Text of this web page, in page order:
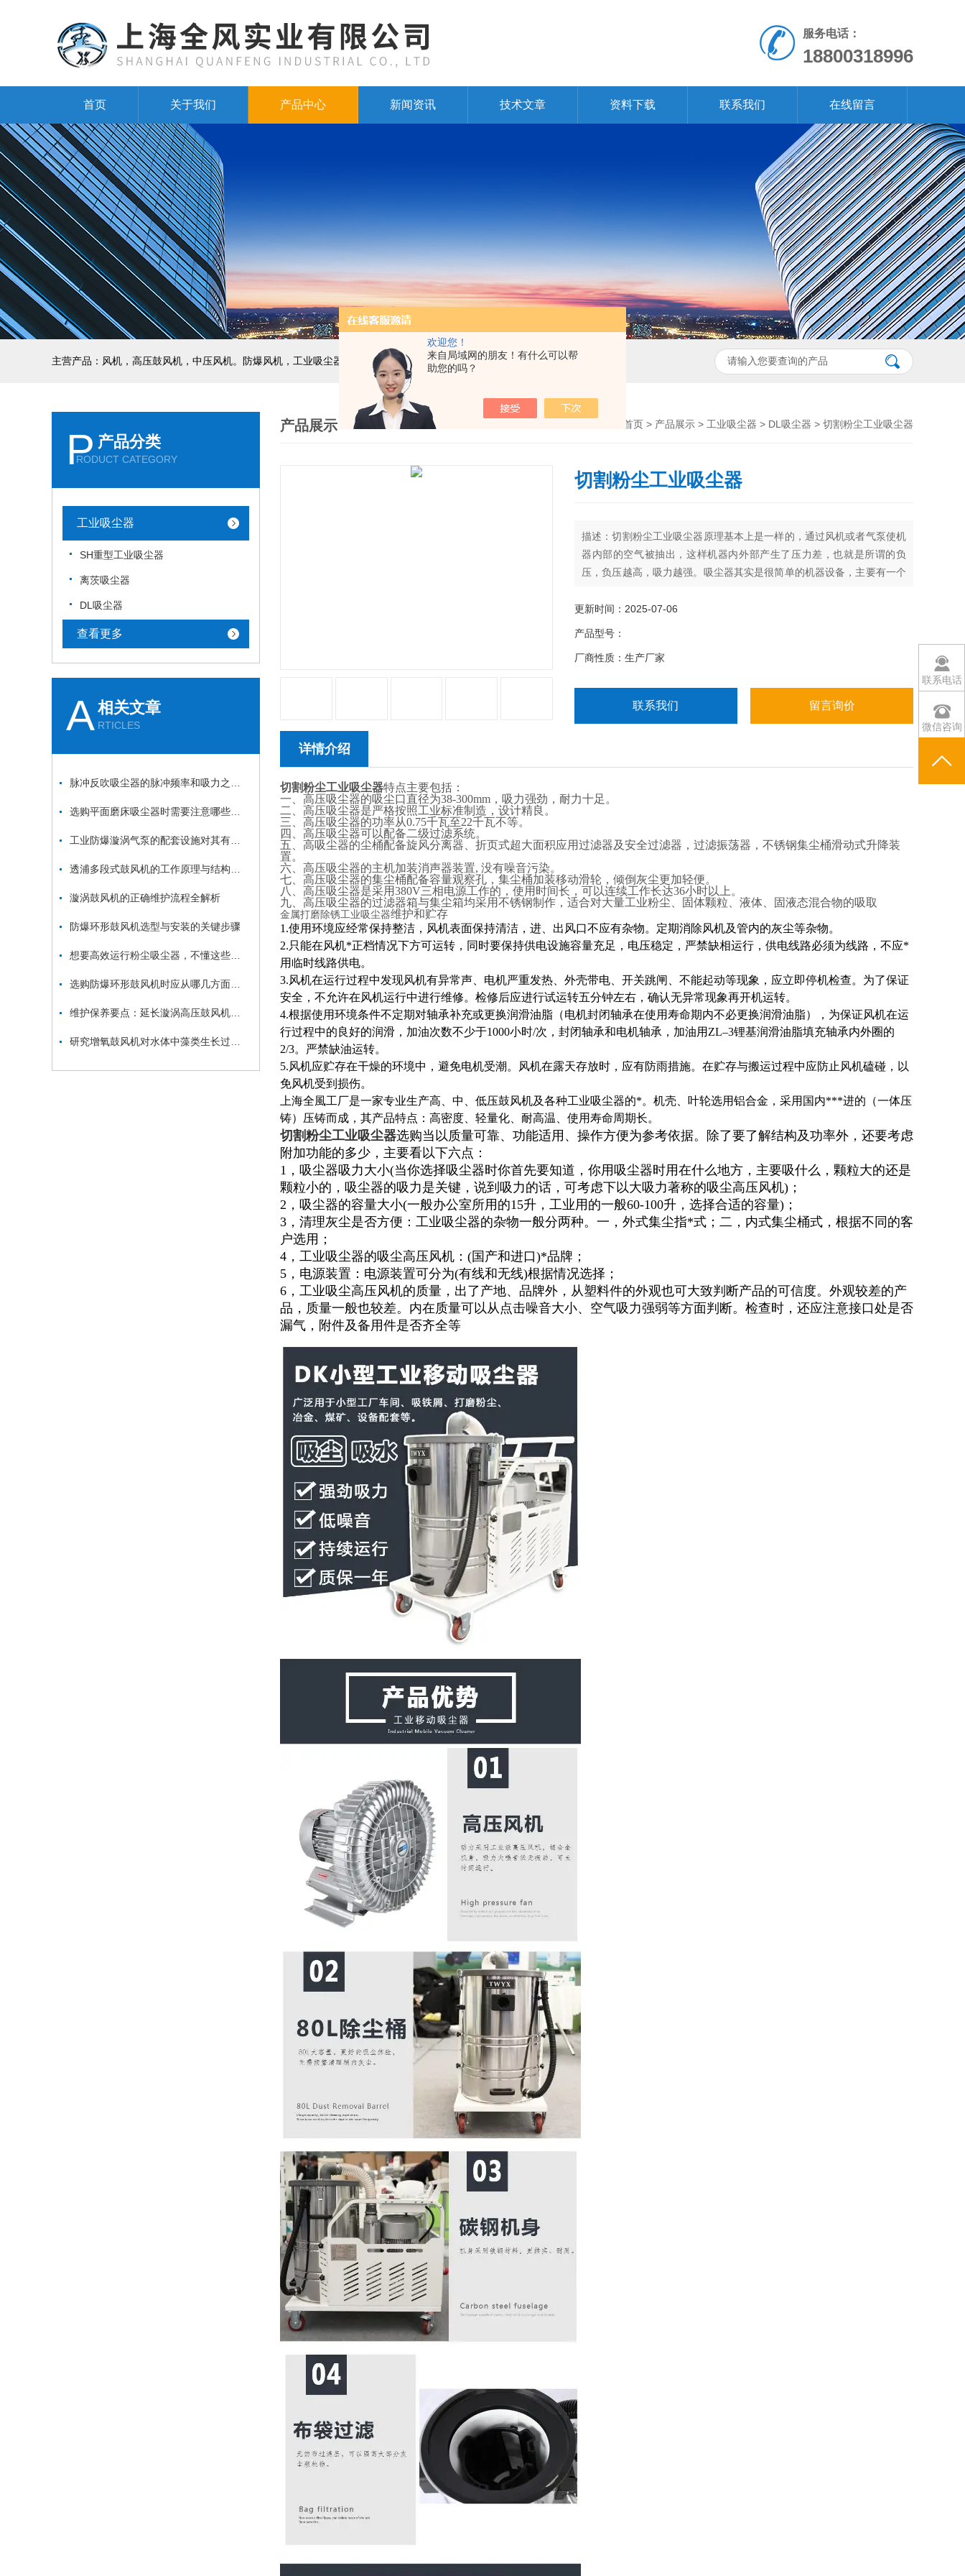
欢迎您！
来自局域网的朋友！有什么可以帮
助您的吗？
服务电话：
18800318996
首页 关于我们 产品中心 新闻资讯 技术文章 资料下载 联系我们 在线留言
主营产品：风机，高压鼓风机，中压风机。防爆风机，工业吸尘器，工业集尘机，减速机，电机
P 产品分类
RODUCT CATEGORY
工业吸尘器
SH重型工业吸尘器
离茨吸尘器
DL吸尘器
查看更多
A相关文章
RTICLES
漩涡鼓风机的正确维护流程全解析
防爆环形鼓风机选型与安装的关键步骤
产品展示 首页 > 产品展示 > 工业吸尘器 > DL吸尘器 > 切割粉尘工业吸尘器
切割粉尘工业吸尘器
描述：切割粉尘工业吸尘器原理基本上是一样的，通过风机或者气泵使机
器内部的空气被抽出，这样机器内外部产生了压力差，也就是所谓的负
压，负压越高，吸力越强。吸尘器其实是很简单的机器设备，主要有一个
过滤布袋，一般是无纺布的，经过初级过滤，携有细小的灰尘的空气再经
过一个特制的滤清器。
更新时间：2025-07-06
产品型号：
厂商性质：生产厂家
联系我们 留言询价
详情介绍
切割粉尘工业吸尘器特点主要包括：
一、高压吸尘器的吸尘口直径为38-300mm，吸力强劲，耐力十足。
二、高压吸尘器是严格按照工业标准制造，设计精良。
三、高压吸尘器的功率从0.75千瓦至22千瓦不等。
四、高压吸尘器可以配备二级过滤系统。
五、高吸尘器的尘桶配备旋风分离器、折页式超大面积应用过滤器及安全过滤器，过滤振荡器，不锈钢集尘桶滑动式升降装
置。
六、高压吸尘器的主机加装消声器装置, 没有噪音污染。
七、高压吸尘器的集尘桶配备容量观察孔，集尘桶加装移动滑轮，倾倒灰尘更加轻便。
八、高压吸尘器是采用380V三相电源工作的，使用时间长，可以连续工作长达36小时以上。
九、高压吸尘器的过滤器箱与集尘箱均采用不锈钢制作，适合对大量工业粉尘、固体颗粒、液体、固液态混合物的吸取
金属打磨除锈工业吸尘器维护和贮存
1.使用环境应经常保持整洁，风机表面保持清洁，进、出风口不应有杂物。定期消除风机及管内的灰尘等杂物。
2.只能在风机*正档情况下方可运转，同时要保持供电设施容量充足，电压稳定，严禁缺相运行，供电线路必须为线路，不应*
用临时线路供电。
3.风机在运行过程中发现风机有异常声、电机严重发热、外壳带电、开关跳闸、不能起动等现象，应立即停机检查。为了保证
安全，不允许在风机运行中进行维修。检修后应进行试运转五分钟左右，确认无异常现象再开机运转。
4.根据使用环境条件不定期对轴承补充或更换润滑油脂（电机封闭轴承在使用寿命期内不必更换润滑油脂），为保证风机在运
行过程中的良好的润滑，加油次数不少于1000小时/次，封闭轴承和电机轴承，加油用ZL–3锂基润滑油脂填充轴承内外圈的
2/3。严禁缺油运转。
5.风机应贮存在干燥的环境中，避免电机受潮。风机在露天存放时，应有防雨措施。在贮存与搬运过程中应防止风机磕碰，以
免风机受到损伤。
上海全風工厂是一家专业生产高、中、低压鼓风机及各种工业吸尘器的*。机壳、叶轮选用铝合金，采用国内***进的（一体压
铸）压铸而成，其产品特点：高密度、轻量化、耐高温、使用寿命周期长。
切割粉尘工业吸尘器选购当以质量可靠、功能适用、操作方便为参考依据。除了要了解结构及功率外，还要考虑
附加功能的多少，主要看以下六点：
1，吸尘器吸力大小(当你选择吸尘器时你首先要知道，你用吸尘器时用在什么地方，主要吸什么，颗粒大的还是
颗粒小的，吸尘器的吸力是关键，说到吸力的话，可考虑下以大吸力著称的吸尘高压风机)；
2，吸尘器的容量大小(一般办公室所用的15升，工业用的一般60-100升，选择合适的容量)；
3，清理灰尘是否方便：工业吸尘器的杂物一般分两种。一，外式集尘指*式；二，内式集尘桶式，根据不同的客
户选用；
4，工业吸尘器的吸尘高压风机：(国产和进口)*品牌；
5，电源装置：电源装置可分为(有线和无线)根据情况选择；
6，工业吸尘高压风机的质量，出了产地、品牌外，从塑料件的外观也可大致判断产品的可信度。外观较差的产
品，质量一般也较差。内在质量可以从点击噪音大小、空气吸力强弱等方面判断。检查时，还应注意接口处是否
漏气，附件及备用件是否齐全等
联系电话
微信咨询